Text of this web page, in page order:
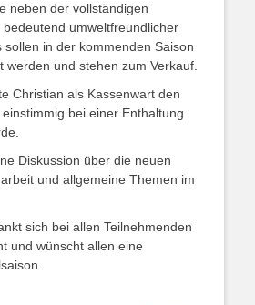
neben der vollständigen
bedeutend umweltfreundlicher
sollen in der kommenden Saison
werden und stehen zum Verkauf.
Christian als Kassenwart den
bei einer Enthaltung
Diskussion über die neuen
und allgemeine Themen im
sich bei allen Teilnehmenden
und wünscht allen eine